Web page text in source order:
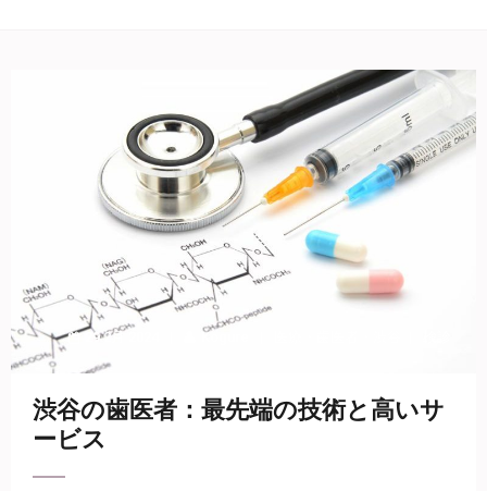
29 2月 2024 Kogure
渋谷の歯医者：最先端の技術と高いサ
ービス